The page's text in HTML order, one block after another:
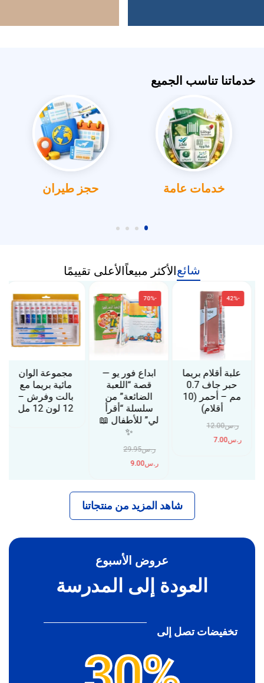
خدماتنا تناسب الجميع
خدمات عامة حجز طيران
شائعالأكثر مبيعاًالأعلى تقييمًا
علبة أقلام بريما
حبر جاف 0.7
مم – أحمر (10
أقلام)
ر.س12.00
ر.س 7.00
ابداع فور يو —
قصة “اللعبة
الضائعة” من
سلسلة “أقرأ
لي” للأطفال 📖
✨
ر.س29.95
ر.س 9.00
مجموعة الوان
مائية بريما مع
بالت وفرش –
12 لون 12 مل
شاهد المزيد من منتجاتنا
عروض الأسبوع
العودة إلى المدرسة
تخفيضات تصل إلى